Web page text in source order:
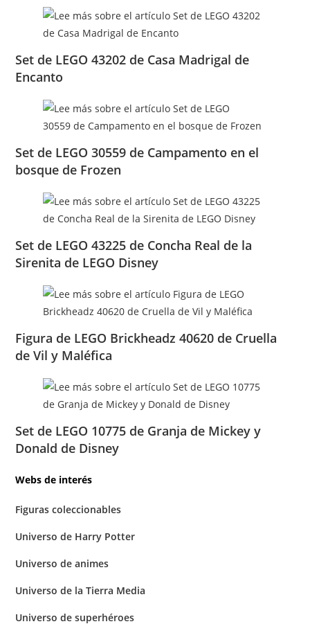
Set de LEGO 43202 de Casa Madrigal de
Encanto
Set de LEGO 30559 de Campamento en el
bosque de Frozen
Set de LEGO 43225 de Concha Real de la
Sirenita de LEGO Disney
Figura de LEGO Brickheadz 40620 de Cruella
de Vil y Maléfica
Set de LEGO 10775 de Granja de Mickey y
Donald de Disney
Webs de interés
Figuras coleccionables
Universo de Harry Potter
Universo de animes
Universo de la Tierra Media
Universo de superhéroes